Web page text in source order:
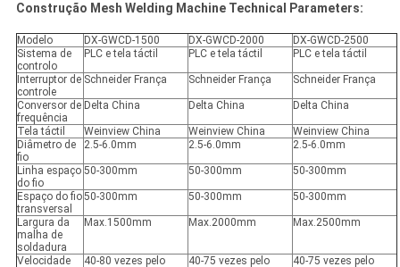
Construção Mesh Welding Machine Technical Parameters:
Modelo DX-GWCD-1500 DX-GWCD-2000
DX-GWCD-2500
Sistema de
controlo
PLC e tela táctil PLC e tela táctil PLC e tela táctil
Interruptor de
controle
Schneider França Schneider França Schneider França
Conversor de
frequência
Delta China Delta China Delta China
Tela táctil Weinview China Weinview China
Weinview China
Diâmetro de
fio
2.5-6.0mm 2.5-6.0mm 2.5-6.0mm
Linha espaço
do fio
50-300mm 50-300mm 50-300mm
Espaço do fio
transversal
50-300mm 50-300mm 50-300mm
Largura da
malha de
soldadura
Max.1500mm Max.2000mm Max.2500mm
Velocidade
40-80 vezes pelo
40-75 vezes pelo
40-75 vezes pelo